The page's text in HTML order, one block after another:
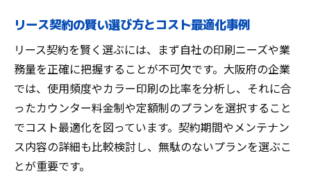
リース契約の賢い選び方とコスト最適化事例
リース契約を賢く選ぶには、まず自社の印刷ニーズや業
務量を正確に把握することが不可欠です。大阪府の企業
では、使用頻度やカラー印刷の比率を分析し、それに合
ったカウンター料金制や定額制のプランを選択すること
でコスト最適化を図っています。契約期間やメンテナン
ス内容の詳細も比較検討し、無駄のないプランを選ぶこ
とが重要です。